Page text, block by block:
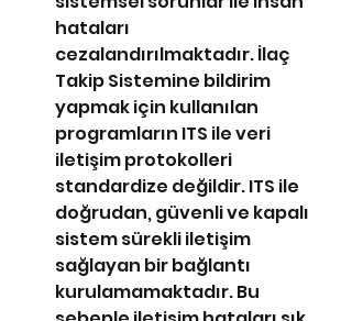
hataları
cezalandırılmaktadır. İlaç
Takip Sistemine bildirim
yapmak için kullanılan
programların ITS ile veri
iletişim protokolleri
standardize değildir. ITS ile
doğrudan, güvenli ve kapalı
sistem sürekli iletişim
sağlayan bir bağlantı
kurulamamaktadır. Bu